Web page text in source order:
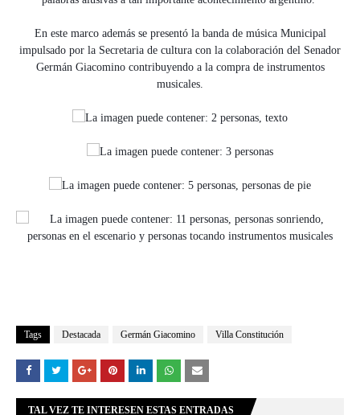
En este marco además se presentó la banda de música Municipal
impulsado por la Secretaria de cultura con la colaboración del Senador
Germán Giacomino contribuyendo a la compra de instrumentos
musicales.
Tags Destacada Germán Giacomino Villa Constitución
TAL VEZ TE INTERESEN ESTAS ENTRADAS